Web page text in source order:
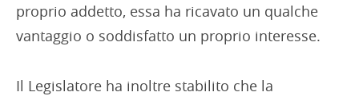
proprio addetto, essa ha ricavato un qualche
vantaggio o soddisfatto un proprio interesse.
Il Legislatore ha inoltre stabilito che la